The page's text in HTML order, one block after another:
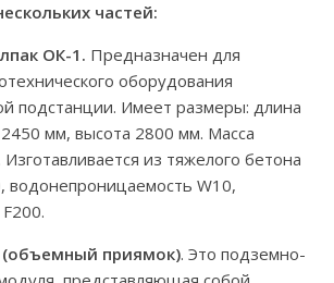
частей:
ОК-1. Предназначен для
оборудования
подстанции. Имеет размеры: длина
мм, высота 2800 мм. Масса
из тяжелого бетона
водонепроницаемость W10,
приямок). Это подземно-